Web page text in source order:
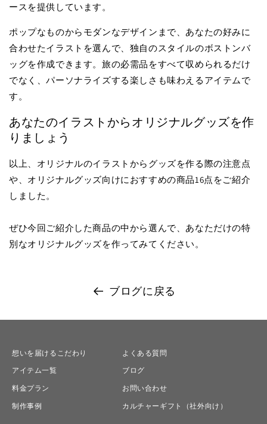
ースを提供しています。
ポップなものからモダンなデザインまで、あなたの好みに
合わせたイラストを選んで、独自のスタイルのボストンバ
ッグを作成できます。旅の必需品をすべて収められるだけ
でなく、パーソナライズする楽しさも味わえるアイテムで
す。
あなたのイラストからオリジナルグッズを作
りましょう
以上、オリジナルのイラストからグッズを作る際の注意点
や、オリジナルグッズ向けにおすすめの商品16点をご紹介
しました。
ぜひ今回ご紹介した商品の中から選んで、あなただけの特
別なオリジナルグッズを作ってみてください。
ブログに戻る
想いを届けるこだわり
アイテム一覧
料金プラン
制作事例
よくある質問
ブログ
お問い合わせ
カルチャーギフト（社外向け）